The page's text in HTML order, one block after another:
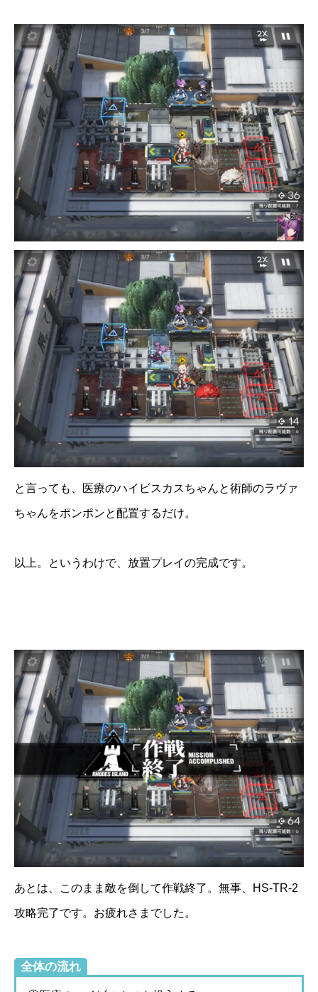
と言っても、医療のハイビスカスちゃんと術師のラヴァ
ちゃんをポンポンと配置するだけ。
以上。というわけで、放置プレイの完成です。
あとは、このまま敵を倒して作戦終了。無事、HS-TR-2
攻略完了です。お疲れさまでした。
全体の流れ